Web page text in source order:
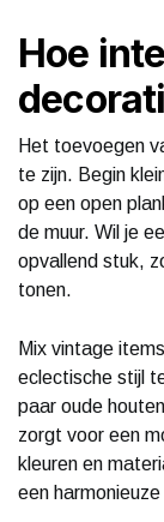
Hoe
Het toevoegen
te zijn. Begin
op een open
de muur. Wil je
opvallend stuk,
tonen.
Mix vintage
eclectische stijl
paar oude
zorgt voor een
kleuren en
een